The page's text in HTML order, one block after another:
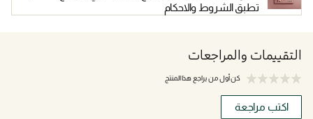
تطبق الشروط والاحكام
التقييمات والمراجعات
كن أول من يراجع هذا المنتج
اكتب مراجعة